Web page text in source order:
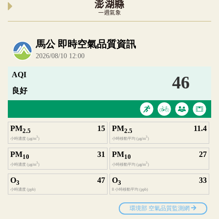
澎湖縣
一週氣象
內嵌空氣品質小工具為視覺預覽，完整即時空